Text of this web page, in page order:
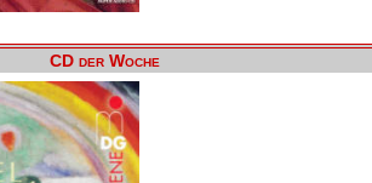
CD der Woche